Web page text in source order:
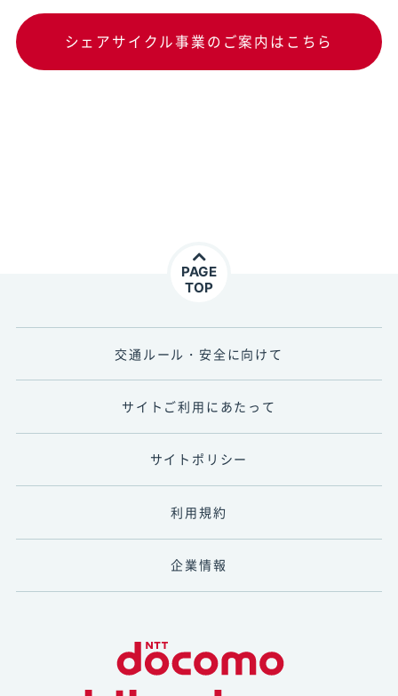
シェアサイクル事業のご案内はこちら
PAGE
TOP
交通ルール・安全に向けて
サイトご利用にあたって
サイトポリシー
利用規約
企業情報